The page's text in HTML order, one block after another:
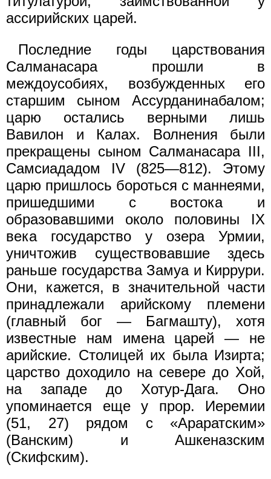
ассирийских царей.
Последние годы царствования
Салманасара прошли в
междоусобиях, возбужденных его
старшим сыном Ассурданинабалом;
царю остались верными лишь
Вавилон и Калах. Волнения были
прекращены сыном Салманасара III,
Самсиададом IV (825—812). Этому
царю пришлось бороться с маннеями,
пришедшими с востока и
образовавшими около половины IX
века государство у озера Урмии,
уничтожив существовавшие здесь
раньше государства Замуа и Киррури.
Они, кажется, в значительной части
принадлежали арийскому племени
(главный бог — Багмашту), хотя
известные нам имена царей — не
арийские. Столицей их была Изирта;
царство доходило на севере до Хой,
на западе до Хотур-Дага. Оно
упоминается еще у прор. Иеремии
(51, 27) рядом с «Араратским»
(Ванским) и Ашкеназским
(Скифским).